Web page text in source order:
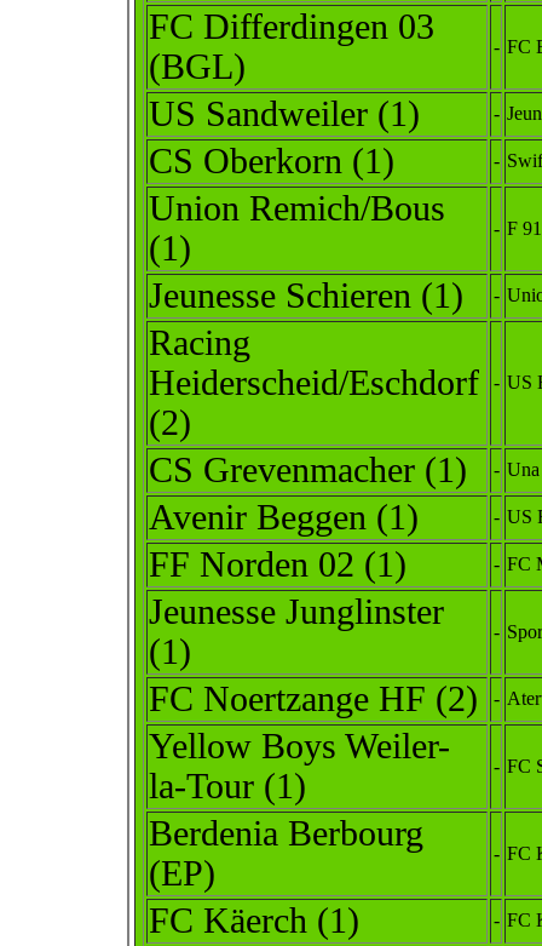
FC Differdingen 03
(BGL)
- FC
US Sandweiler (1) -
CS Oberkorn (1) -
Union Remich/Bous
(1)
- F
Jeunesse Schieren (1) -
Racing
Heiderscheid/Eschdorf
(2)
- US
CS Grevenmacher (1) -
Avenir Beggen (1) - US
FF Norden 02 (1) - FC
Jeunesse Junglinster
(1)
-
FC Noertzange HF (2) -
Yellow Boys Weiler-
la-Tour (1)
- FC
Berdenia Berbourg
(EP)
- FC
FC Käerch (1) - FC